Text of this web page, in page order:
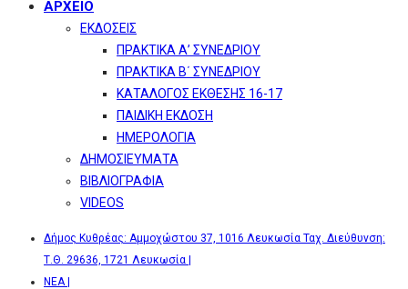
ΑΡΧΕΙΟ
ΕΚΔΟΣΕΙΣ
ΠΡΑΚΤΙΚΑ Α’ ΣΥΝΕΔΡΙΟΥ
ΠΡΑΚΤΙΚΑ Β΄ ΣΥΝΕΔΡΙΟΥ
ΚΑΤΑΛΟΓΟΣ ΕΚΘΕΣΗΣ 16-17
ΠΑΙΔΙΚΗ ΕΚΔΟΣΗ
ΗΜΕΡΟΛΟΓΙΑ
ΔΗΜΟΣΙΕΥΜΑΤΑ
ΒΙΒΛΙΟΓΡΑΦΙΑ
VIDEOS
Δήμος Κυθρέας: Αμμοχώστου 37, 1016 Λευκωσία Ταχ. Διεύθυνση:
Τ.Θ. 29636, 1721 Λευκωσία |
ΝΕΑ |